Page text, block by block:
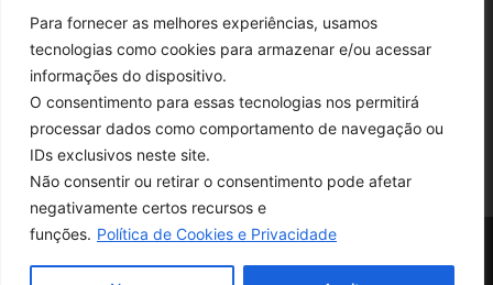
Para fornecer as melhores experiências, usamos
tecnologias como cookies para armazenar e/ou acessar
informações do dispositivo.
O consentimento para essas tecnologias nos permitirá
processar dados como comportamento de navegação ou
IDs exclusivos neste site.
Não consentir ou retirar o consentimento pode afetar
negativamente certos recursos e
funções. Política de Cookies e Privacidade
SIGA-NOS
© 1997-2022, GRUPO ROBERTO MONTORO É proibida a reprodução do
conteúdo em qualquer meio de comunicação, eletrônico ou impresso,